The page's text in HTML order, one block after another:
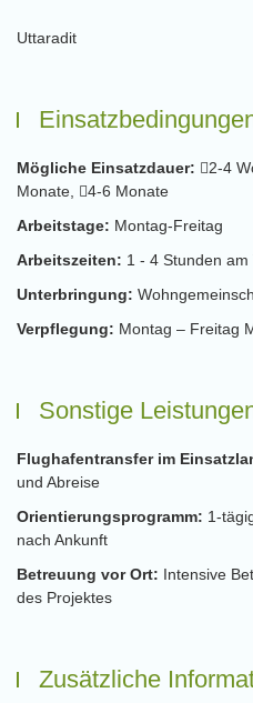
Uttaradit
Mögliche Einsatzdauer: 2-4
Monate,
4-6 Monate
Arbeitstage: Montag-Freitag
Arbeitszeiten: 1 - 4 Stunden am
Unterbringung:
Verpflegung: Montag – Freitag
Sonstige
Flughafentransfer im
und Abreise
Orientierungsprogramm: 1-
nach Ankunft
Betreuung vor Ort: Intensive
des Projektes
Zusätzliche